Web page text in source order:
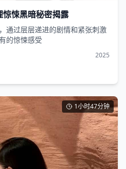
悚黑暗秘密揭露
通过层层递进的剧情和紧张刺激
的惊悚感受
2025
1小时47分钟